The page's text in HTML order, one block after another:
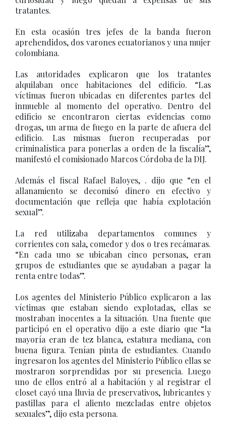
tratantes.
En esta ocasión tres jefes de la banda fueron
aprehendidos, dos varones ecuatorianos y una mujer
colombiana.
Las autoridades explicaron que los tratantes
alquilaban once habitaciones del edificio. “Las
víctimas fueron ubicadas en diferentes partes del
inmueble al momento del operativo. Dentro del
edificio se encontraron ciertas evidencias como
drogas, un arma de fuego en la parte de afuera del
edificio. Las mismas fueron recuperadas por
criminalística para ponerlas a orden de la fiscalía”,
manifestó el comisionado Marcos Córdoba de la DIJ.
Además el fiscal Rafael Baloyes, . dijo que “en el
allanamiento se decomisó dinero en efectivo y
documentación que refleja que había explotación
sexual”.
La red utilizaba departamentos comunes y
corrientes con sala, comedor y dos o tres recámaras.
“En cada uno se ubicaban cinco personas, eran
grupos de estudiantes que se ayudaban a pagar la
renta entre todas”.
Los agentes del Ministerio Público explicaron a las
víctimas que estaban siendo explotadas, ellas se
mostraban inocentes a la situación. Una fuente que
participó en el operativo dijo a este diario que “la
mayoría eran de tez blanca, estatura mediana, con
buena figura. Tenían pinta de estudiantes. Cuando
ingresaron los agentes del Ministerio Público ellas se
mostraron sorprendidas por su presencia. Luego
uno de ellos entró al a habitación y al registrar el
closet cayó una lluvia de preservativos, lubricantes y
pastillas para el aliento mezcladas entre objetos
sexuales”, dijo esta persona.